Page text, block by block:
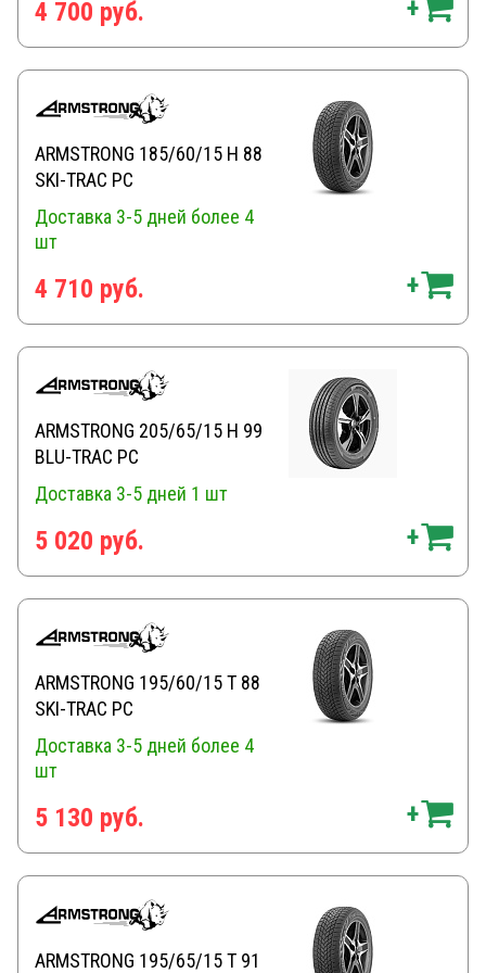
4 700 руб.
ARMSTRONG 185/60/15 H 88
SKI-TRAC PC
Доставка 3-5 дней более 4
шт
4 710 руб.
ARMSTRONG 205/65/15 H 99
BLU-TRAC PC
Доставка 3-5 дней 1 шт
5 020 руб.
ARMSTRONG 195/60/15 T 88
SKI-TRAC PC
Доставка 3-5 дней более 4
шт
5 130 руб.
ARMSTRONG 195/65/15 T 91